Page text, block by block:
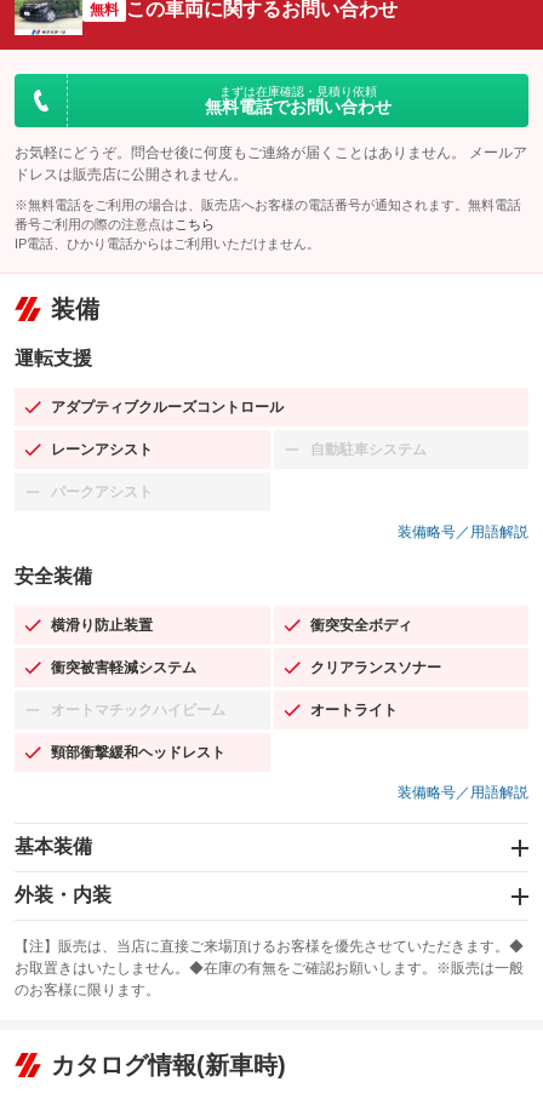
無料 この車両に関するお問い合わせ
まずは在庫確認・見積り依頼
無料電話でお問い合わせ
お気軽にどうぞ。問合せ後に何度もご連絡が届くことはありません。 メールア
ドレスは販売店に公開されません。
※無料電話をご利用の場合は、販売店へお客様の電話番号が通知されます。無料電話
番号ご利用の際の注意点は こちら
IP電話、ひかり電話からはご利用いただけません。
装備
運転支援
アダプティブクルーズコントロール
：装備あり
レーンアシスト
：装備あり 自動駐車システム
：装備なし
パークアシスト
：装備なし
装備略号／用語解説
安全装備
横滑り防止装置
：装備あり 衝突安全ボディ
：装備あり
衝突被害軽減システム
：装備あり クリアランスソナー
：装備あり
オートマチックハイビーム
：装備なし オートライト
：装備あり
頸部衝撃緩和ヘッドレスト
：装備あり
装備略号／用語解説
基本装備
エアバッグ：運転席/助手席
：装備あり
：装備あり
サンルーフ
：装備なし ABS
リフトアップ
：装備なし
外装・内装
カーナビ：SDナビ
：装備あり
TV：フルセグ
：装備あり
ビジュアル：-／DVD再生
：装備あり
【注】販売は、当店に直接ご来場頂けるお客様を優先させていただきます。◆
お取置きはいたしません。◆在庫の有無をご確認お願いします。※販売は一般
のお客様に限ります。
カタログ情報(新車時)